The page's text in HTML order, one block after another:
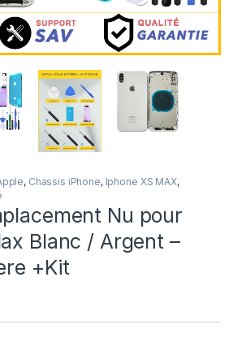
, Chassis iPhone, Iphone XS MAX,
Nu pour
Blanc / Argent –
+Kit